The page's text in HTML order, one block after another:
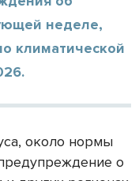
неделе,
климатической
около нормы
о